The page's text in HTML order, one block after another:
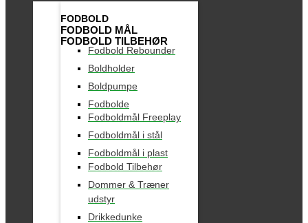
FODBOLD
FODBOLD MÅL
FODBOLD TILBEHØR
Fodbold Rebounder
Boldholder
Boldpumpe
Fodbolde
Fodboldmål Freeplay
Fodboldmål i stål
Fodboldmål i plast
Fodbold Tilbehør
Dommer & Træner
udstyr
Drikkedunke